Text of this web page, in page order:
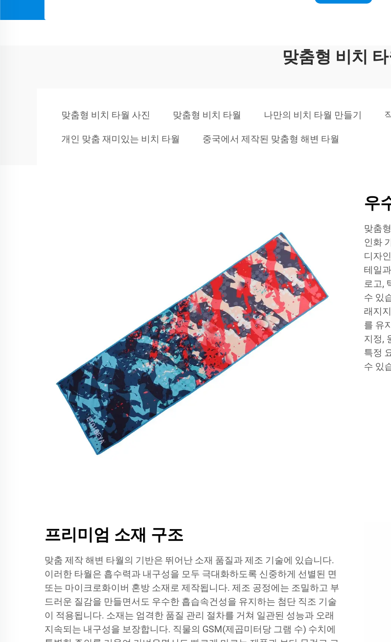
맞춤형 비치
맞춤형 비치 타월 사진 맞춤형 비치 타월 나만의 비치 타월 만들기
개인 맞춤 재미있는 비치 타월 중국에서 제작된 맞춤형 해변 타월
우
맞춤
인화
디자
테일
로고,
수 있
래지
를 유
지정,
특정
수 있
프리미엄 소재 구조
맞춤 제작 해변 타월의 기반은 뛰어난 소재 품질과 제조 기술에 있습니다.
이러한 타월은 흡수력과 내구성을 모두 극대화하도록 신중하게 선별된 면
또는 마이크로화이버 혼방 소재로 제작됩니다. 제조 공정에는 조밀하고 부
드러운 질감을 만들면서도 우수한 흡습속건성을 유지하는 첨단 직조 기술
이 적용됩니다. 소재는 엄격한 품질 관리 절차를 거쳐 일관된 성능과 오래
지속되는 내구성을 보장합니다. 직물의 GSM(제곱미터당 그램 수) 수치에